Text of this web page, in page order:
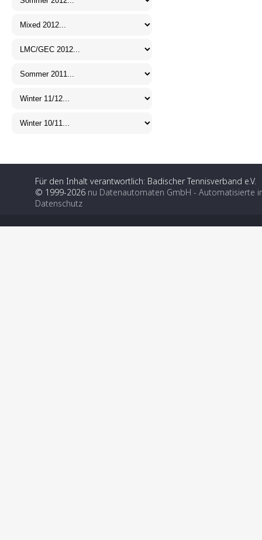
Für den Inhalt verantwortlich: Badischer Tennisverband e.V.
© 1999-2026 nu Datenautomaten GmbH - Automatisierte
Datenschutz